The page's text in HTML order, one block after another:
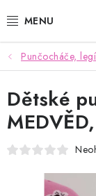
na
KOJENECKÉ,
ČEPICE,
OSUŠKY,
Punčocháče,
Dětské